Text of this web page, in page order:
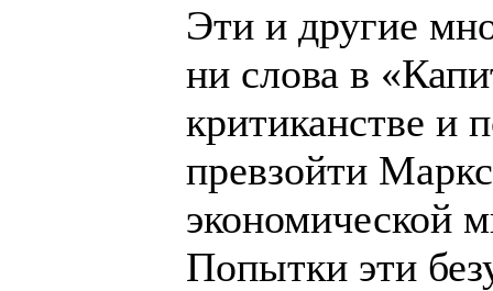
Эти и другие
ни слова в
критиканстве и
превзойти
экономической
Попытки эти